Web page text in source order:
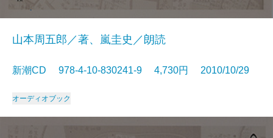
山本周五郎／著、嵐圭史／朗読
新潮CD 978-4-10-830241-9 4,730円 2010/10/29
オーディオブック